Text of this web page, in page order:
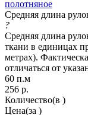
полотняное
Средняя длина
?
Средняя длина
ткани в единицах
метрах).
отличаться от
60 п.м
256 р.
Количество(в )
Цена(за )